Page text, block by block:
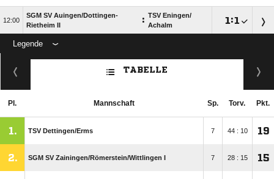

SGM SV Auingen/​Dottingen-
Rietheim II
: TSV Eningen/​
Achalm
 :
Legende
ANZEIGE
TABELLE
Pl. Mannschaft Sp. Torv. Pkt.
1. TSV Dettingen/​Erms 7 44 : 10 19
2. SGM SV Zainingen/​Römerstein/​Wittlingen I 7 28 : 15 15